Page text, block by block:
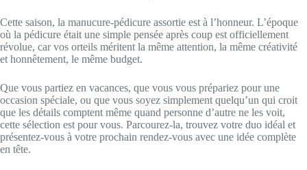
Cette saison, la manucure-pédicure assortie est à l’honneur. L’époque
où la pédicure était une simple pensée après coup est officiellement
révolue, car vos orteils méritent la même attention, la même créativité
et honnêtement, le même budget.
Que vous partiez en vacances, que vous vous prépariez pour une
occasion spéciale, ou que vous soyez simplement quelqu’un qui croit
que les détails comptent même quand personne d’autre ne les voit,
cette sélection est pour vous. Parcourez-la, trouvez votre duo idéal et
présentez-vous à votre prochain rendez-vous avec une idée complète
en tête.